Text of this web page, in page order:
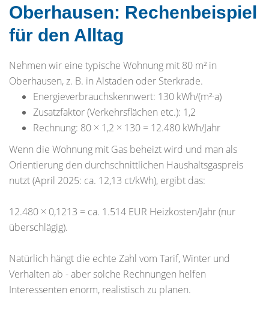
Oberhausen: Rechenbeispiel
für den Alltag
Nehmen wir eine typische Wohnung mit 80 m² in
Oberhausen, z. B. in Alstaden oder Sterkrade.
Energieverbrauchskennwert: 130 kWh/(m²·a)
Zusatzfaktor (Verkehrsflächen etc.): 1,2
Rechnung: 80 × 1,2 × 130 = 12.480 kWh/Jahr
Wenn die Wohnung mit Gas beheizt wird und man als
Orientierung den durchschnittlichen Haushaltsgaspreis
nutzt (April 2025: ca. 12,13 ct/kWh), ergibt das:
12.480 × 0,1213 = ca. 1.514 EUR Heizkosten/Jahr (nur
überschlägig).
Natürlich hängt die echte Zahl vom Tarif, Winter und
Verhalten ab - aber solche Rechnungen helfen
Interessenten enorm, realistisch zu planen.